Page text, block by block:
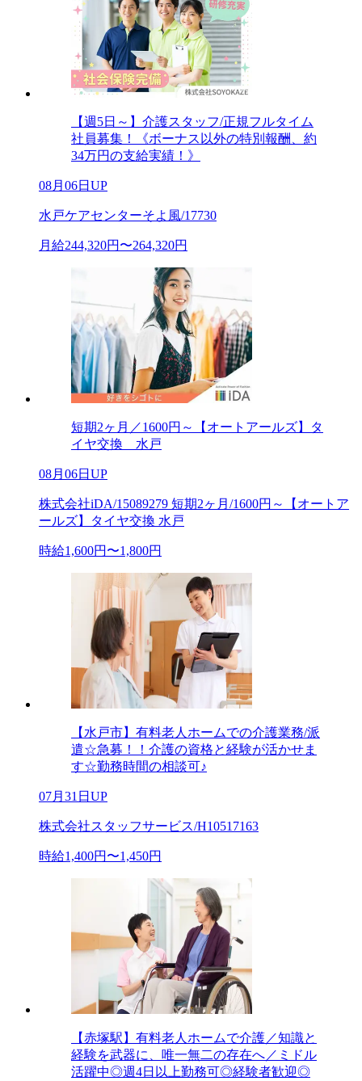
【週5日～】介護スタッフ/正規フルタイム
社員募集！《ボーナス以外の特別報酬、約
34万円の支給実績！》
08月06日UP
水戸ケアセンターそよ風/17730
月給244,320円〜264,320円
短期2ヶ月／1600円～【オートアールズ】タ
イヤ交換 水戸
08月06日UP
株式会社iDA/15089279 短期2ヶ月/1600円～【オートア
ールズ】タイヤ交換 水戸
時給1,600円〜1,800円
【水戸市】有料老人ホームでの介護業務/派
遣☆急募！！介護の資格と経験が活かせま
す☆勤務時間の相談可♪
07月31日UP
株式会社スタッフサービス/H10517163
時給1,400円〜1,450円
【赤塚駅】有料老人ホームで介護／知識と
経験を武器に、唯一無二の存在へ／ミドル
活躍中◎週4日以上勤務可◎経験者歓迎◎